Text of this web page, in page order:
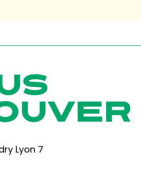
Lyon 7